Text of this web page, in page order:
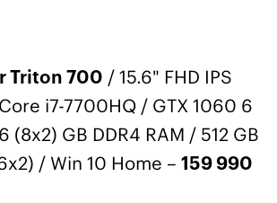
Triton 700 / 15.6" FHD IPS
i7-7700HQ / GTX 1060 6
(8x2) GB DDR4 RAM / 512 GB
/ Win 10 Home – 159 990